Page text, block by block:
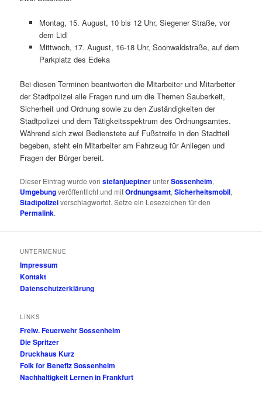
Montag, 15. August, 10 bis 12 Uhr, Siegener Straße, vor
dem Lidl
Mittwoch, 17. August, 16-18 Uhr, Soonwaldstraße, auf dem
Parkplatz des Edeka
Bei diesen Terminen beantworten die Mitarbeiter und Mitarbeiter
der Stadtpolizei alle Fragen rund um die Themen Sauberkeit,
Sicherheit und Ordnung sowie zu den Zuständigkeiten der
Stadtpolizei und dem Tätigkeitsspektrum des Ordnungsamtes.
Während sich zwei Bedienstete auf Fußstreife in den Stadtteil
begeben, steht ein Mitarbeiter am Fahrzeug für Anliegen und
Fragen der Bürger bereit.
Dieser Eintrag wurde vonstefanjueptnerunterSossenheim,
Umgebungveröffentlicht und mitOrdnungsamt,Sicherheitsmobil,
Stadtpolizeiverschlagwortet. Setze ein Lesezeichen für den
Permalink.
UNTERMENUE
Impressum
Kontakt
Datenschutzerklärung
LINKS
Freiw. Feuerwehr Sossenheim
Die Spritzer
Druckhaus Kurz
Folk for Benefiz Sossenheim
Nachhaltigkeit Lernen in Frankfurt